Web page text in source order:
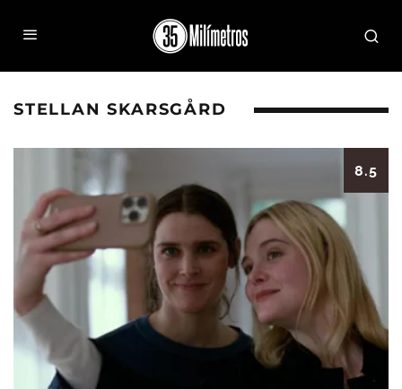
STELLAN SKARSGÅRD
8.5